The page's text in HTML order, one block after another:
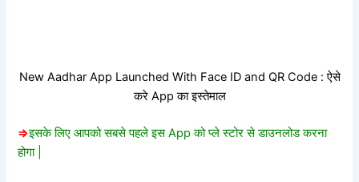
New Aadhar App Launched With Face ID and QR Code : ऐसे
करे App का इस्तेमाल
=>इसके लिए आपको सबसे पहले इस App को प्ले स्टोर से डाउनलोड करना
होगा |